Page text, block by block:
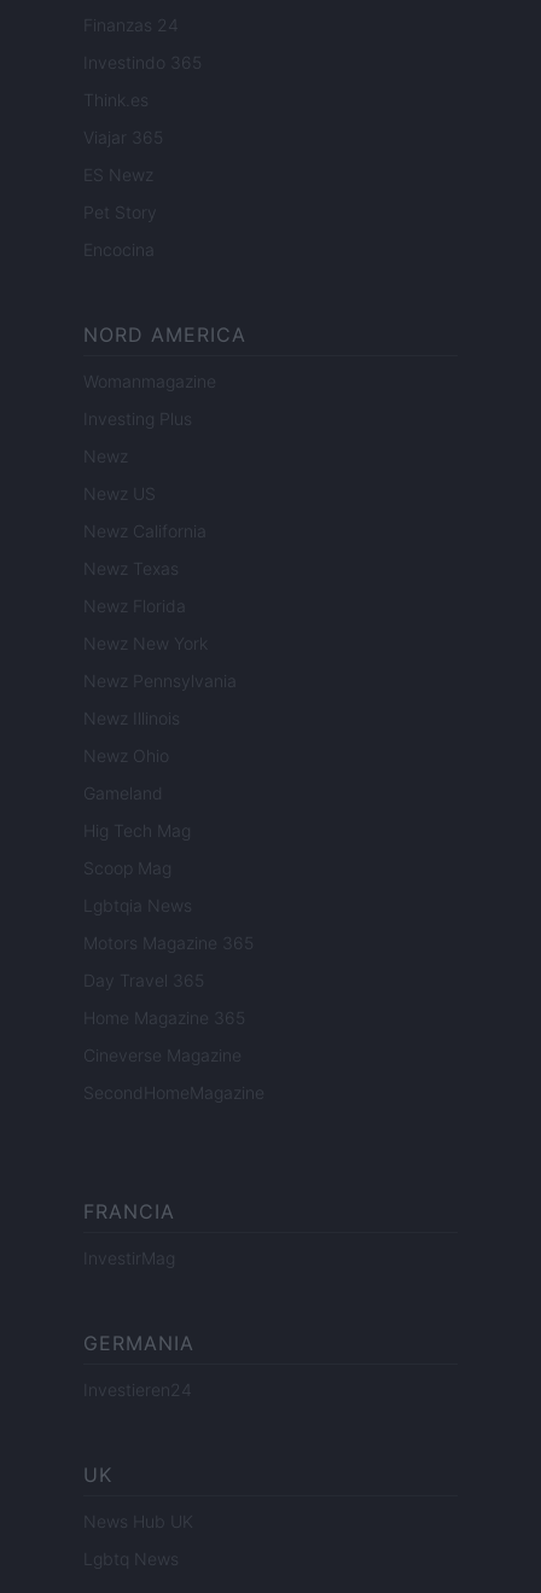
Finanzas 24
Investindo 365
Think.es
Viajar 365
ES Newz
Pet Story
Encocina
NORD AMERICA
Womanmagazine
Investing Plus
Newz
Newz US
Newz California
Newz Texas
Newz Florida
Newz New York
Newz Pennsylvania
Newz Illinois
Newz Ohio
Gameland
Hig Tech Mag
Scoop Mag
Lgbtqia News
Motors Magazine 365
Day Travel 365
Home Magazine 365
Cineverse Magazine
SecondHomeMagazine
FRANCIA
InvestirMag
GERMANIA
Investieren24
UK
News Hub UK
Lgbtq News